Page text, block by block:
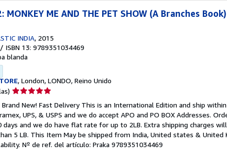
MONKEY ME AND THE PET SHOW (A Branches Book)
INDIA, 2015
/ ISBN 13: 9789351034469
blanda
, London, LONDO, Reino Unido
Calificación
vendedor:
5
de
5
estrellas
Brand New! Fast Delivery This is an International Edition and ship
UPS, & USPS and we do accept APO and PO BOX Addresses.
and we do have flat rate for up to 2LB. Extra shipping charges
5 LB. This Item May be shipped from India, United states & United
Nº de ref. del artículo: Praka 9789351034469